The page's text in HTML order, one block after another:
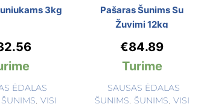
3kg
ĖDALAS
ŠUNIMS VISI
Pašaras Šunims Su
Žuvimi 12kg
€84.89
Turime
SAUSAS ĖDALAS
ŠUNIMS
ŠUNIMS VISI